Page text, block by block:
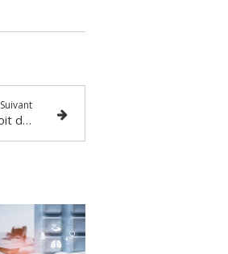
Suivant
Erosion côtière : un nouveau droit de préemption